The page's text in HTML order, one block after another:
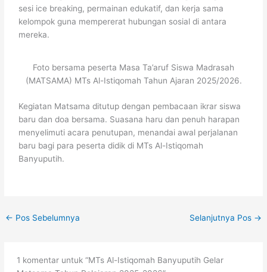
sesi ice breaking, permainan edukatif, dan kerja sama
kelompok guna mempererat hubungan sosial di antara
mereka.
Foto bersama peserta Masa Ta’aruf Siswa Madrasah
(MATSAMA) MTs Al-Istiqomah Tahun Ajaran 2025/2026.
Kegiatan Matsama ditutup dengan pembacaan ikrar siswa
baru dan doa bersama. Suasana haru dan penuh harapan
menyelimuti acara penutupan, menandai awal perjalanan
baru bagi para peserta didik di MTs Al-Istiqomah
Banyuputih.
← Pos Sebelumnya Selanjutnya Pos →
1 komentar untuk “MTs Al-Istiqomah Banyuputih Gelar